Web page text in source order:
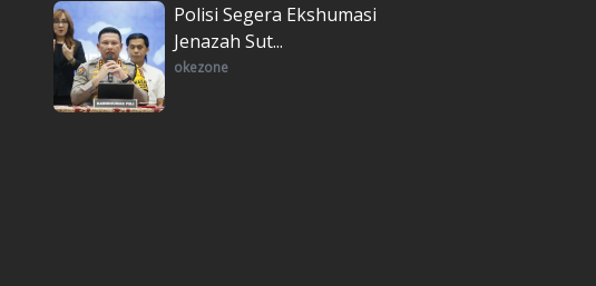
Polisi Segera Ekshumasi
Jenazah Sut...
okezone